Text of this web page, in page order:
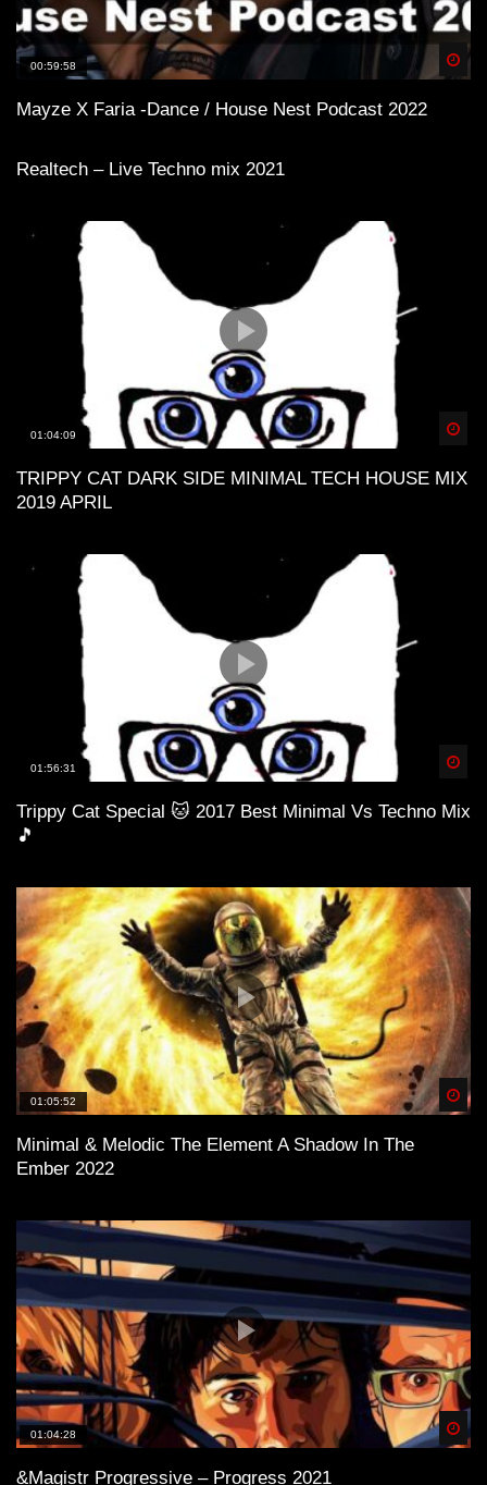
00:59:58
Mayze X Faria -Dance / House Nest Podcast 2022
Realtech – Live Techno mix 2021
01:04:09
TRIPPY CAT DARK SIDE MINIMAL TECH HOUSE MIX
2019 APRIL
01:56:31
Trippy Cat Special 🐱 2017 Best Minimal Vs Techno Mix
🎵
01:05:52
Minimal & Melodic The Element A Shadow In The
Ember 2022
01:04:28
&Magistr Progressive – Progress 2021